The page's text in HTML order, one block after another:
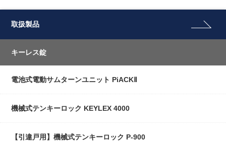
取扱製品
キーレス錠
電池式電動サムターンユニット PiACKⅡ
機械式テンキーロック KEYLEX 4000
【引違戸用】機械式テンキーロック P-900